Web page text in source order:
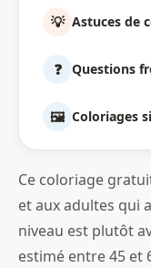
💡 Astuces de
❓ Questions
🖼️ Coloriages
Ce coloriage
et aux adultes qui
niveau est plutôt
estimé entre 45 et